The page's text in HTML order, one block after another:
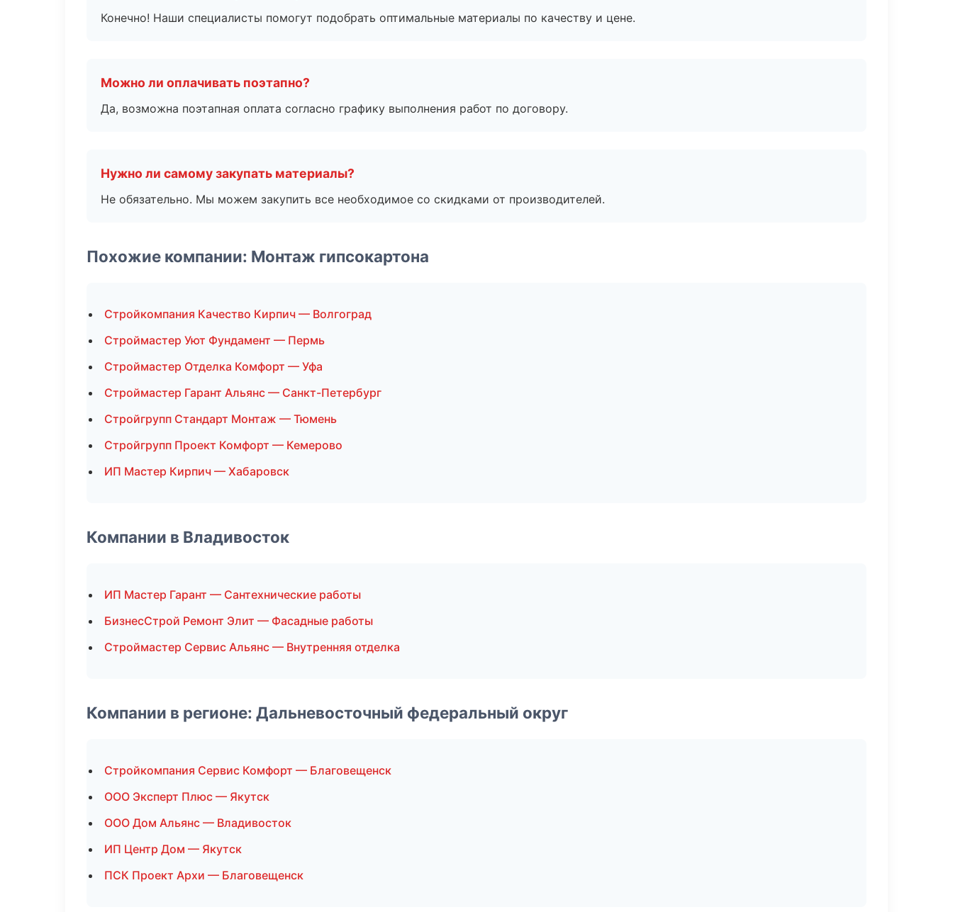
Конечно! Наши специалисты помогут подобрать оптимальные материалы по качеству и цене.
Можно ли оплачивать поэтапно?
Да, возможна поэтапная оплата согласно графику выполнения работ по договору.
Нужно ли самому закупать материалы?
Не обязательно. Мы можем закупить все необходимое со скидками от производителей.
Похожие компании: Монтаж гипсокартона
Стройкомпания Качество Кирпич — Волгоград
Строймастер Уют Фундамент — Пермь
Строймастер Отделка Комфорт — Уфа
Строймастер Гарант Альянс — Санкт-Петербург
Стройгрупп Стандарт Монтаж — Тюмень
Стройгрупп Проект Комфорт — Кемерово
ИП Мастер Кирпич — Хабаровск
Компании в Владивосток
ИП Мастер Гарант — Сантехнические работы
БизнесСтрой Ремонт Элит — Фасадные работы
Строймастер Сервис Альянс — Внутренняя отделка
Компании в регионе: Дальневосточный федеральный округ
Стройкомпания Сервис Комфорт — Благовещенск
ООО Эксперт Плюс — Якутск
ООО Дом Альянс — Владивосток
ИП Центр Дом — Якутск
ПСК Проект Архи — Благовещенск